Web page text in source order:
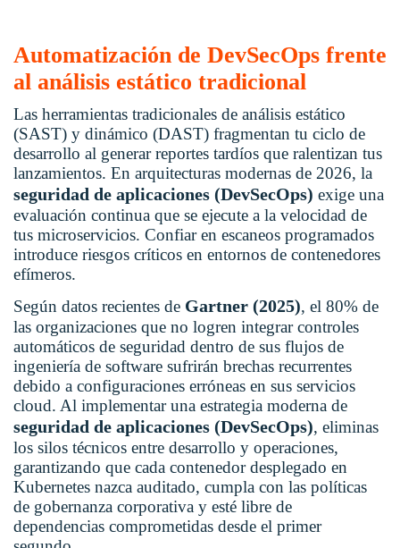
Automatización de DevSecOps frente
al análisis estático tradicional
Las herramientas tradicionales de análisis estático
(SAST) y dinámico (DAST) fragmentan tu ciclo de
desarrollo al generar reportes tardíos que ralentizan tus
lanzamientos. En arquitecturas modernas de 2026, la
seguridad de aplicaciones (DevSecOps) exige una
evaluación continua que se ejecute a la velocidad de
tus microservicios. Confiar en escaneos programados
introduce riesgos críticos en entornos de contenedores
efímeros.
Según datos recientes de Gartner (2025), el 80% de
las organizaciones que no logren integrar controles
automáticos de seguridad dentro de sus flujos de
ingeniería de software sufrirán brechas recurrentes
debido a configuraciones erróneas en sus servicios
cloud. Al implementar una estrategia moderna de
seguridad de aplicaciones (DevSecOps), eliminas
los silos técnicos entre desarrollo y operaciones,
garantizando que cada contenedor desplegado en
Kubernetes nazca auditado, cumpla con las políticas
de gobernanza corporativa y esté libre de
dependencias comprometidas desde el primer